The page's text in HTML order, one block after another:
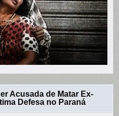
Acusada de Matar Ex-
Defesa no Paraná